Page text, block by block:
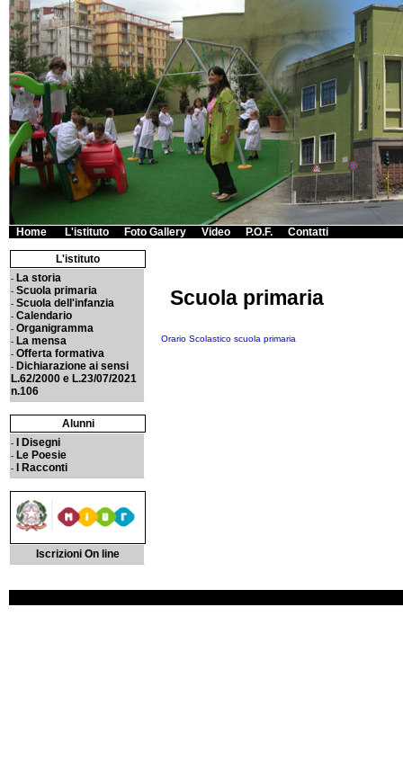
Home L'istituto Foto Gallery Video P.O.F. Contatti
L'istituto
- La storia
- Scuola primaria
- Scuola dell'infanzia
- Calendario
- Organigramma
- La mensa
- Offerta formativa
- Dichiarazione ai sensi
L.62/2000 e L.23/07/2021
n.106
Alunni
- I Disegni
- Le Poesie
- I Racconti
Iscrizioni On line
Scuola primaria
Orario Scolastico scuola primaria